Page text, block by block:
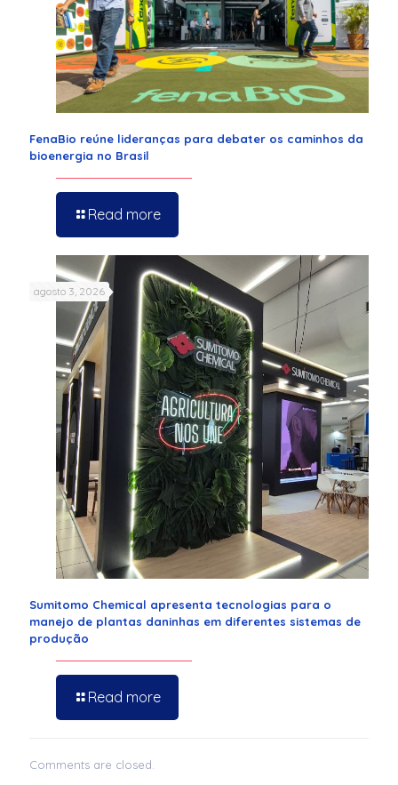
FenaBio reúne lideranças para debater os caminhos da
bioenergia no Brasil
Read more
agosto 3, 2026
Sumitomo Chemical apresenta tecnologias para o
manejo de plantas daninhas em diferentes sistemas de
produção
Read more
Comments are closed.